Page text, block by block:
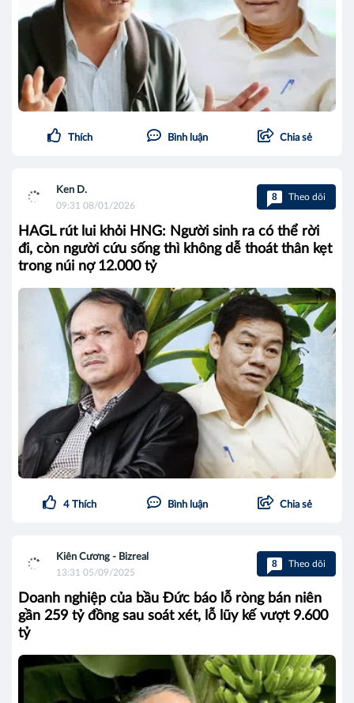
Thích Bình luận Chia sẻ
Ken D.
09:31 08/01/2026
8 Theo dõi
HAGL rút lui khỏi HNG: Người sinh ra có thể rời
đi, còn người cứu sống thì không dễ thoát thân kẹt
trong núi nợ 12.000 tỷ
4 Thích Bình luận Chia sẻ
Kiên Cương - Bizreal
13:31 05/09/2025
8 Theo dõi
Doanh nghiệp của bầu Đức báo lỗ ròng bán niên
gần 259 tỷ đồng sau soát xét, lỗ lũy kế vượt 9.600
tỷ